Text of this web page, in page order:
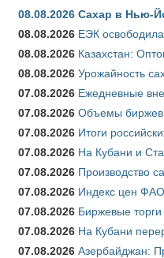
08.08.2026 Сахар в Нью-
08.08.2026 ЕЭК
08.08.2026 Казахстан:
08.08.2026 Урожайность
07.08.2026 Ежедневные
07.08.2026 Объемы
07.08.2026 Итоги
07.08.2026 На Кубани и
07.08.2026 Производство
07.08.2026 Индекс цен
07.08.2026 Биржевые
07.08.2026 На Кубани
07.08.2026 Азербайджан: